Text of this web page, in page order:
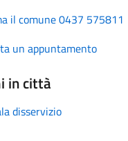
il comune 0437 575811
un appuntamento
in città
disservizio